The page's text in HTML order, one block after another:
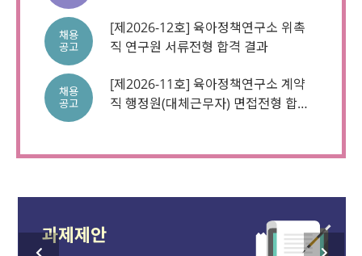
채용
공고
[제2026-12호] 육아정책연구소 위촉
직 연구원 서류전형 합격 결과
채용
공고
[제2026-11호] 육아정책연구소 계약
직 행정원(대체근무자) 면접전형 합격
과제제안